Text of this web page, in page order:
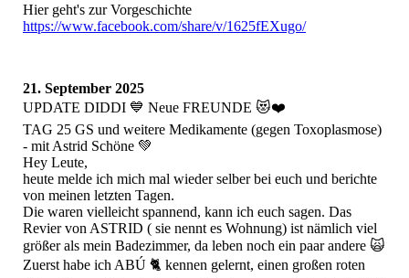
Hier geht's zur Vorgeschichte
https://www.facebook.com/share/v/1625fEXugo/
21. September 2025
UPDATE DIDDI 💙 Neue FREUNDE 😻❤️
TAG 25 GS und weitere Medikamente (gegen Toxoplasmose)
- mit Astrid Schöne 💚
Hey Leute,
heute melde ich mich mal wieder selber bei euch und berichte
von meinen letzten Tagen.
Die waren vielleicht spannend, kann ich euch sagen. Das
Revier von ASTRID ( sie nennt es Wohnung) ist nämlich viel
größer als mein Badezimmer, da leben noch ein paar andere 🙀
Zuerst habe ich ABÚ 🐈 kennen gelernt, einen großen roten